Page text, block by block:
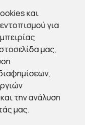
και
για
μας,
την ανάλυση
μας.